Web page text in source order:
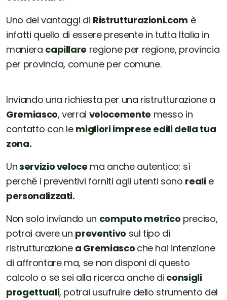
Uno dei vantaggi di Ristrutturazioni.com è
infatti quello di essere presente in tutta Italia in
maniera capillare regione per regione, provincia
per provincia, comune per comune.
Inviando una richiesta per una ristrutturazione a
Gremiasco, verrai velocemente messo in
contatto con le migliori imprese edili della tua
zona.
Unservizio veloce ma anche autentico: sì
perché i preventivi forniti agli utenti sono realie
personalizzati.
Non solo inviando un computo metrico preciso,
potrai avere un preventivo sul tipo di
ristrutturazione a Gremiasco che hai intenzione
di affrontare ma, se non disponi di questo
calcolo o se sei alla ricerca anche di consigli
progettuali, potrai usufruire dello strumento del